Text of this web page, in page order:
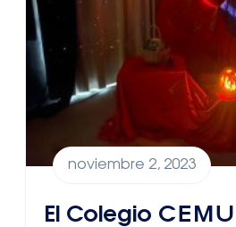
noviembre 2, 2023
El Colegio